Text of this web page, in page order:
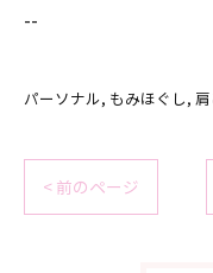
--
パーソナル もみほぐし
< 前のページ